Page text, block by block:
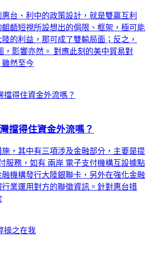
台、利中的政策設計，就是雙贏互利
齬短視所設想出的侷限、框架，極可能
的利益，那可成了雙輸局面；反之，
，影響亦然。 對應此刻的美中貿易對
雖然至今
擋得住資金外流嗎？
，其中有三項涉及金融部分，主要是提
服務，如有 兩岸 電子支付機構互設據點
機構發行大陸銀聯卡，另外在強化金融
業運用對方的聯徵資訊。針對惠台措